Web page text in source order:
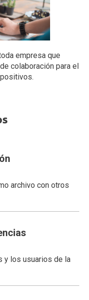
empresa que
colaboración para el
archivo con otros
y los usuarios de la